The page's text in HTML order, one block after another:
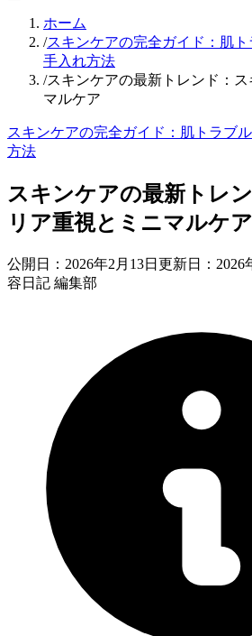
ホーム
/スキンケアの完全ガイド：肌
手入れ方法
/スキンケアの最新トレンド：
マルケア
スキンケアの完全ガイド：肌トラブ
方法
スキンケアの最新トレ
リア重視とミニマルケア
公開日： 2026年2月13日 更新日： 2026
容日記 編集部